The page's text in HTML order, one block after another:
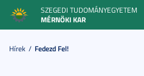
SZEGEDI TUDOMÁNYEGYETEM
MÉRNÖKI KAR
Hírek Fedezd Fel!